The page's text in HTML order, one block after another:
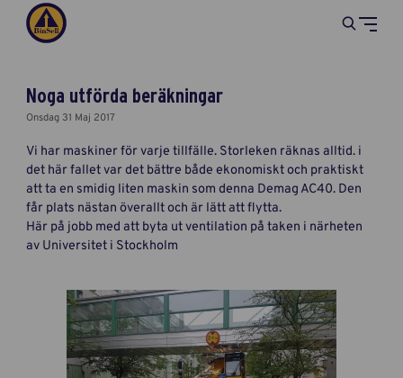
Noga utförda beräkningar
Onsdag 31 Maj 2017
Vi har maskiner för varje tillfälle. Storleken räknas alltid. i
det här fallet var det bättre både ekonomiskt och praktiskt
att ta en smidig liten maskin som denna Demag AC40. Den
får plats nästan överallt och är lätt att flytta.
Här på jobb med att byta ut ventilation på taken i närheten
av Universitet i Stockholm